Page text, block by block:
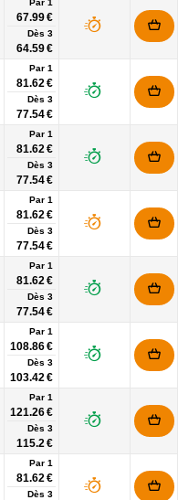
Par 1
67.99 €
Dès 3
64.59 €
Par 1
81.62 €
Dès 3
77.54 €
Par 1
81.62 €
Dès 3
77.54 €
Par 1
81.62 €
Dès 3
77.54 €
Par 1
81.62 €
Dès 3
77.54 €
Par 1
108.86 €
Dès 3
103.42 €
Par 1
121.26 €
Dès 3
115.2 €
Par 1
81.62 €
Dès 3